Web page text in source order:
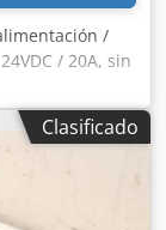
/
/ 20A, sin
aún
Credpfxjx Ht
Clasificado